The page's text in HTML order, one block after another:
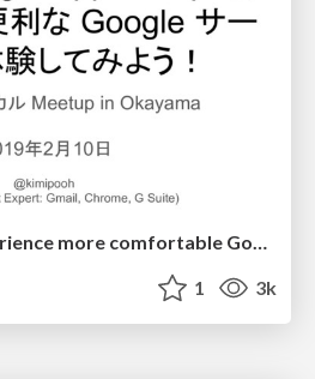
Practice! Let's experience more comfortable Google services with Google Apps Script!
1 3k